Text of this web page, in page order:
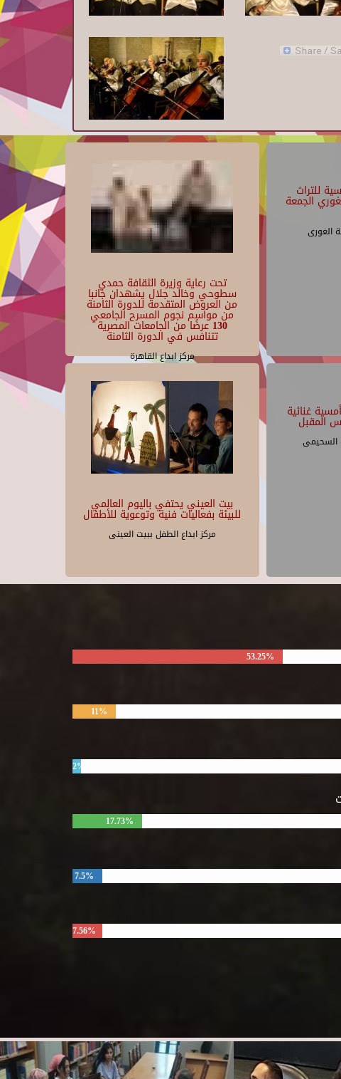
تحت رعاية وزيرة الثقافة حمدي
سطوحي وخالد جلال يشهدان جانبا
من العروض المتقدمة للدورة الثامنة
من مواسم نجوم المسرح الجامعي
130 عرضًا من الجامعات المصرية
تتنافس في الدورة الثامنة
مركز ابداع القاهرة
للتراث
الجمعة
الغورى
بيت العيني يحتفي باليوم العالمي
للبيئة بفعاليات فنية وتوعوية للأطفال
مركز ابداع الطفل ببيت العينى
غنائية
المقبل
السحيمى
53.25%
11%
2%
17.73%
7.5%
7.56%